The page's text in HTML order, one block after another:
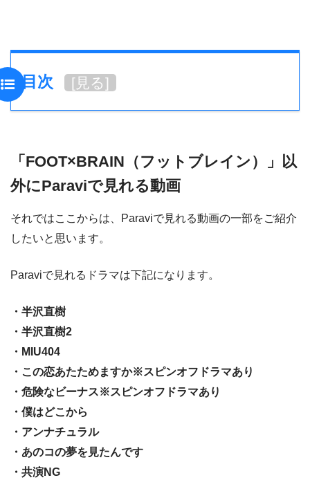
目次 [見る]
「FOOT×BRAIN（フットブレイン）」以
外にParaviで見れる動画
それではここからは、Paraviで見れる動画の一部をご紹介
したいと思います。
Paraviで見れるドラマは下記になります。
・半沢直樹
・半沢直樹2
・MIU404
・この恋あたためますか※スピンオフドラマあり
・危険なビーナス※スピンオフドラマあり
・僕はどこから
・アンナチュラル
・あのコの夢を見たんです
・共演NG